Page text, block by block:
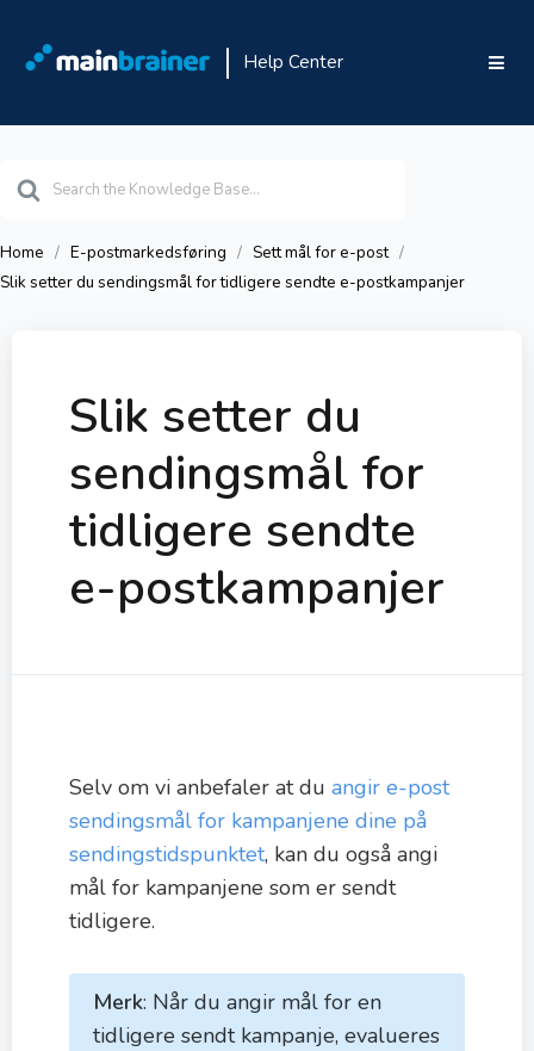
Help Center
For
Home E-postmarkedsføring
Sett mål for e-post
Slik setter du sendingsmål for tidligere sendte e-postkampanjer
Slik setter du
sendingsmål for
tidligere sendte
e-postkampanjer
Selv om vi anbefaler at du angir e-post
sendingsmål for kampanjene dine på
sendingstidspunktet, kan du også angi
mål for kampanjene som er sendt
tidligere.
Merk: Når du angir mål for en
tidligere sendt kampanje, evalueres